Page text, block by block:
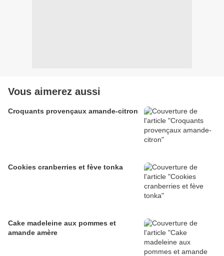
Vous aimerez aussi
Croquants provençaux amande-citron
Cookies cranberries et fève tonka
Cake madeleine aux pommes et
amande amère